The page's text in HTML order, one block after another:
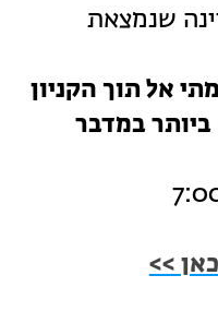
שנמצאת
אל תוך הקניון
במדבר
>>